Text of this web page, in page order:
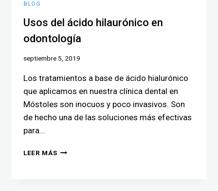
BLOG
Usos del ácido hilaurónico en
odontología
septiembre 5, 2019
Los tratamientos a base de ácido hialurónico
que aplicamos en nuestra clínica dental en
Móstoles son inocuos y poco invasivos. Son
de hecho una de las soluciones más efectivas
para…
LEER MÁS